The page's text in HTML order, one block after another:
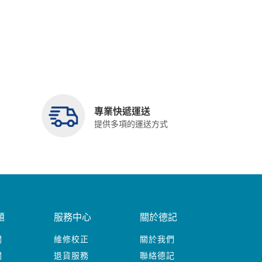
專業快遞運送
提供多項的運送方式
服務中心
維修校正
退貨服務
關於德記
關於我們
聯絡德記